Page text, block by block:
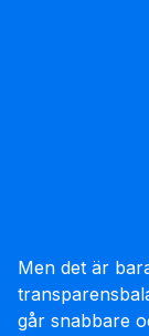
Men det är
går snabbare